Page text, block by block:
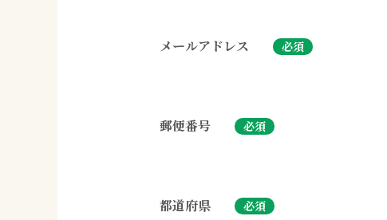
メールアドレス 必須
郵便番号 必須
都道府県 必須